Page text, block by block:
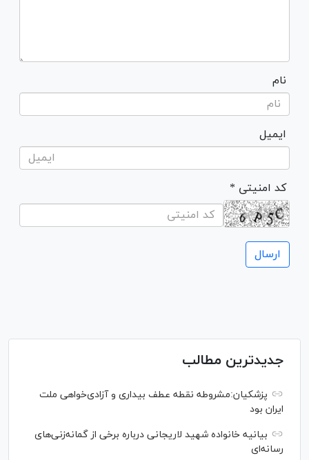
نام
ایمیل
* کد امنیتی
جدیدترین مطالب
پزشکیان:مشروطه نقطه عطف بیداری و آزادی‌خواهی ملت
ایران بود
بیانیه خانواده شهید لاریجانی درباره برخی از گمانه‌زنی‌های
رسانه‌ای